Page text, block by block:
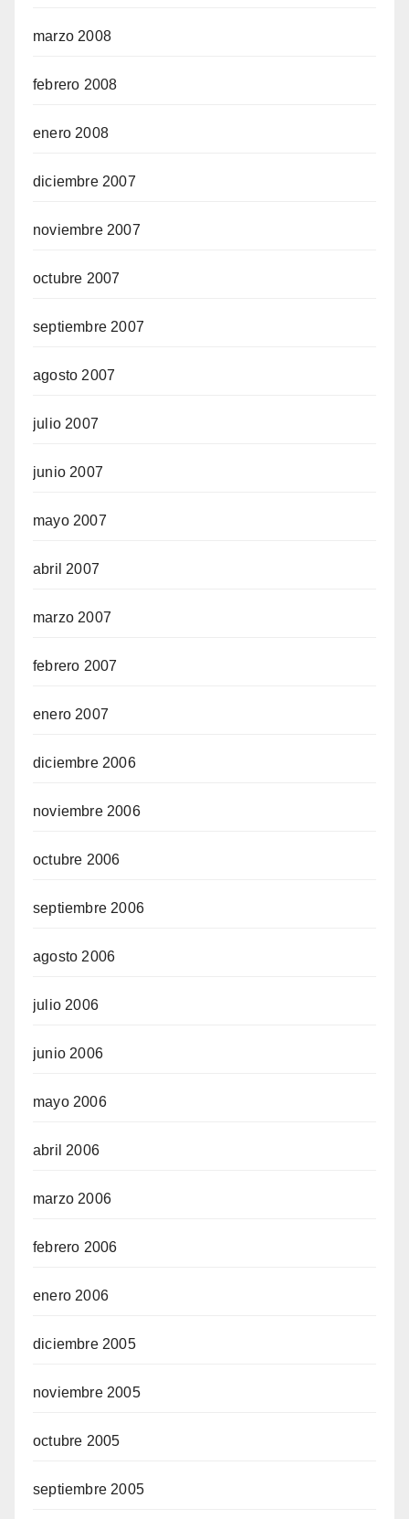
marzo 2008
febrero 2008
enero 2008
diciembre 2007
noviembre 2007
octubre 2007
septiembre 2007
agosto 2007
julio 2007
junio 2007
mayo 2007
abril 2007
marzo 2007
febrero 2007
enero 2007
diciembre 2006
noviembre 2006
octubre 2006
septiembre 2006
agosto 2006
julio 2006
junio 2006
mayo 2006
abril 2006
marzo 2006
febrero 2006
enero 2006
diciembre 2005
noviembre 2005
octubre 2005
septiembre 2005